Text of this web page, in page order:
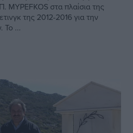
MYPEFKOS στα πλαίσια της
της 2012-2016 για την
Το ...